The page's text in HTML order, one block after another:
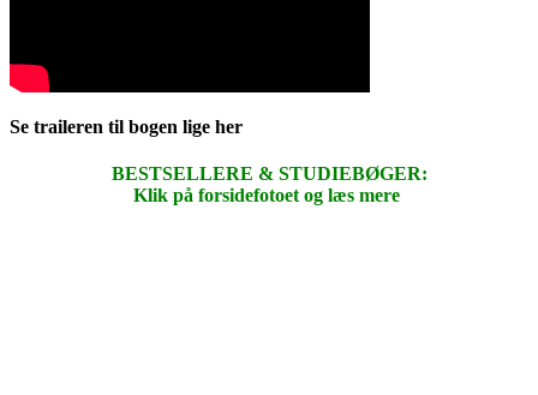
Se traileren til bogen lige her
BESTSELLERE & STUDIEBØGER:
Klik på forsidefotoet og læs mere